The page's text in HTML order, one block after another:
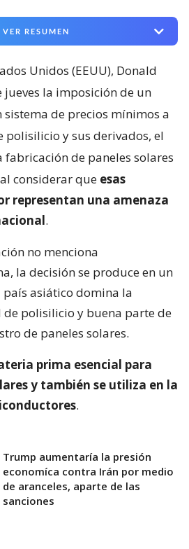
VER RESUMEN
Unidos (EEUU), Donald
la imposición de un
sistema de precios mínimos a
polisilicio y sus derivados, el
fabricación de paneles solares
considerar que esas
representan una amenaza
.
no menciona
la decisión se produce en un
país asiático domina la
polisilicio y buena parte de
de paneles solares.
prima esencial para
y también se utiliza en la
.
Trump aumentaría la presión
economíca contra Irán por medio
de aranceles, aparte de las
sanciones